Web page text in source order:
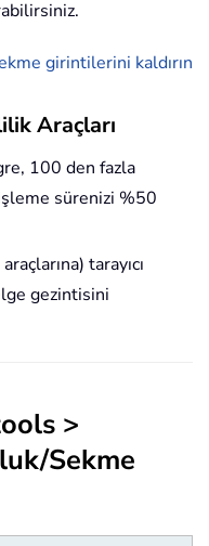
girintilerini kaldırın
Araçları
100 den fazla
sürenizi %50
tarayıcı
gezintisini
>
Sekme